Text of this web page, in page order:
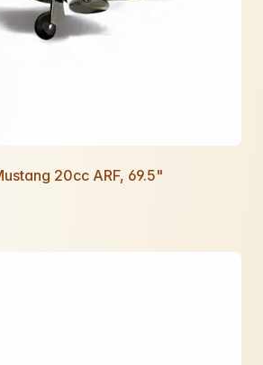
20cc ARF, 69.5"